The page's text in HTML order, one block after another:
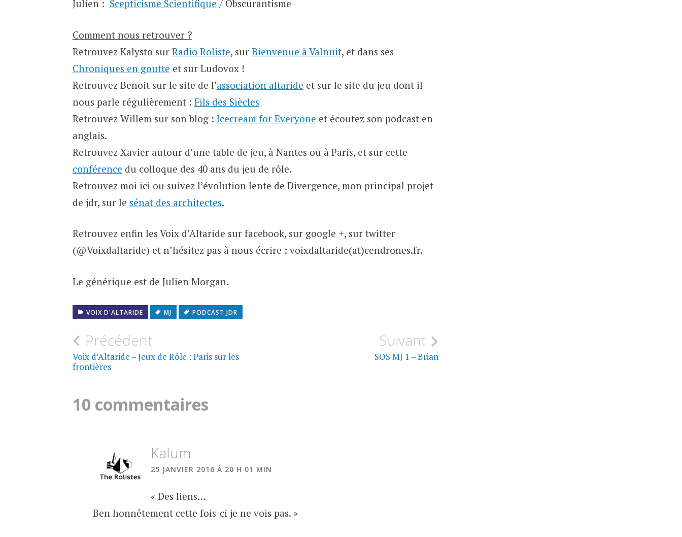
Julien : Scepticisme Scientifique / Obscurantisme
Comment nous retrouver ?
Retrouvez Kalysto sur Radio Roliste, sur Bienvenue à Valnuit, et dans ses
Chroniques en goutte et sur Ludovox !
Retrouvez Benoit sur le site de l’association altaride et sur le site du jeu dont il
nous parle régulièrement : Fils des Siècles
Retrouvez Willem sur son blog : Icecream for Everyone et écoutez son podcast en
anglais.
Retrouvez Xavier autour d’une table de jeu, à Nantes ou à Paris, et sur cette
conférence du colloque des 40 ans du jeu de rôle.
Retrouvez moi ici ou suivez l’évolution lente de Divergence, mon principal projet
de jdr, sur le sénat des architectes.
Retrouvez enfin les Voix d’Altaride sur facebook, sur google +, sur twitter
(@Voixdaltaride) et n’hésitez pas à nous écrire : voixdaltaride(at)cendrones.fr.
Le générique est de Julien Morgan.
VOIX D'ALTARIDE MJ PODCAST JDR
Navigation
de
Précédent
Voix d’Altaride – Jeux de Rôle : Paris sur les
frontières
Suivant
SOS MJ 1 – Brian
10 commentaires
Kalum
25 JANVIER 2016 À 20 H 01 MIN
« Des liens…
Ben honnêtement cette fois-ci je ne vois pas. »